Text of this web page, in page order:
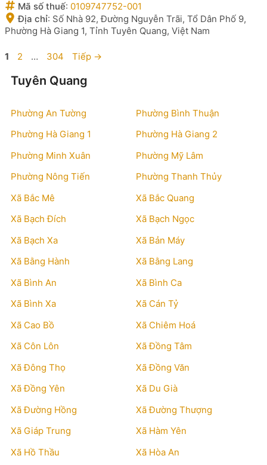
Mã số thuế: 0109747752-001
Địa chỉ: Số Nhà 92, Đường Nguyễn Trãi, Tổ Dân Phố 9,
Phường Hà Giang 1, Tỉnh Tuyên Quang, Việt Nam
Trang
1 Trang
2 … Trang
304 Tiếp →
Tuyên Quang
Phường An Tường
Phường Bình Thuận
Phường Hà Giang 1
Phường Hà Giang 2
Phường Minh Xuân
Phường Mỹ Lâm
Phường Nông Tiến
Phường Thanh Thủy
Xã Bắc Mê
Xã Bắc Quang
Xã Bạch Đích
Xã Bạch Ngọc
Xã Bạch Xa
Xã Bản Máy
Xã Bằng Hành
Xã Bằng Lang
Xã Bình An
Xã Bình Ca
Xã Bình Xa
Xã Cán Tỷ
Xã Cao Bồ
Xã Chiêm Hoá
Xã Côn Lôn
Xã Đồng Tâm
Xã Đông Thọ
Xã Đồng Văn
Xã Đồng Yên
Xã Du Già
Xã Đường Hồng
Xã Đường Thượng
Xã Giáp Trung
Xã Hàm Yên
Xã Hồ Thầu
Xã Hòa An